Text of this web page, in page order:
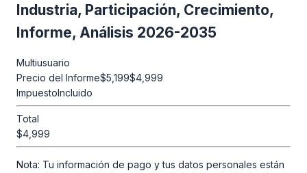
Industria, Participación, Crecimiento,
Informe, Análisis 2026-2035
Multiusuario
Precio del Informe$5,199$4,999
ImpuestoIncluido
Total
$4,999
Nota: Tu información de pago y tus datos personales están